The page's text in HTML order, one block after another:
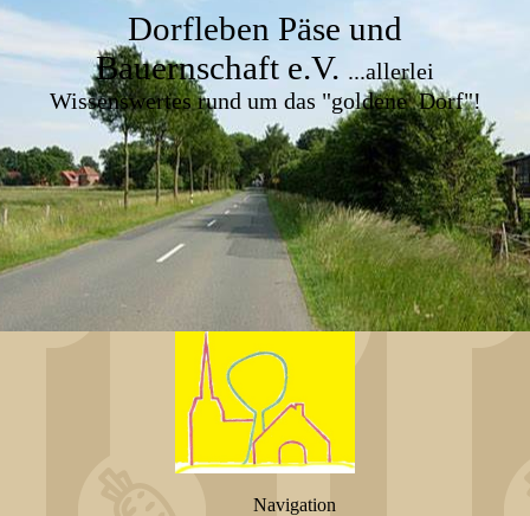
Dorfleben Päse und
Bauernschaft e.V. ...allerlei
Wissenswertes rund um das "goldene Dorf"!
Navigation